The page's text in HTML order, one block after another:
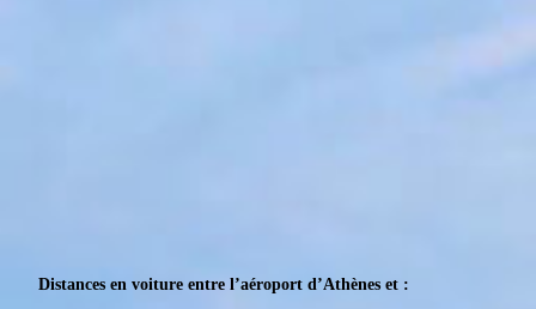
Distances en voiture entre l’aéroport d’Athènes et :